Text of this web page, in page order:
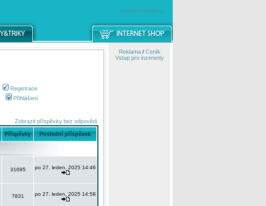
windowsmobile.cz
Registrace
Přihlášení
Zobrazit příspěvky bez odpovědí
Příspěvky Poslední příspěvek
31695 po 27. leden, 2025 14:46
7831 po 27. leden, 2025 14:58
Reklama/ Ceník
Vstup pro inzerenty